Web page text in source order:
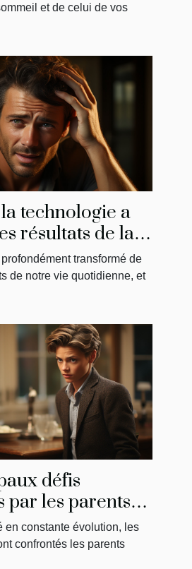
et de celui de vos
technologie a
résultats de la
transformé de
de notre vie quotidienne, et
défis
par les parents
la solution de
en constante évolution, les
confrontés les parents